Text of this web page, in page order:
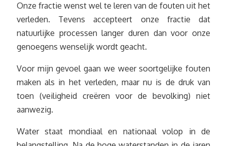
Onze fractie wenst wel te leren van de fouten uit het
verleden. Tevens accepteert onze fractie dat
natuurlijke processen langer duren dan voor onze
genoegens wenselijk wordt geacht.
Voor mijn gevoel gaan we weer soortgelijke fouten
maken als in het verleden, maar nu is de druk van
toen (veiligheid creëren voor de bevolking) niet
aanwezig.
Water staat mondiaal en nationaal volop in de